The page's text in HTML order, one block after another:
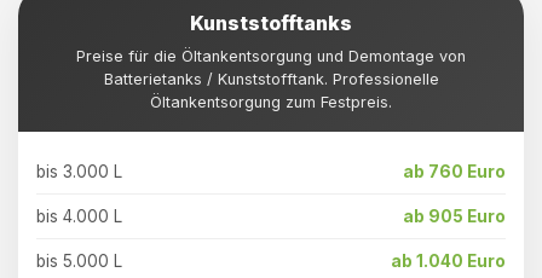
Kunststofftanks
Preise für die Öltankentsorgung und Demontage von
Batterietanks / Kunststofftank. Professionelle
Öltankentsorgung zum Festpreis.
bis 3.000 L ab 760 Euro
bis 4.000 L ab 905 Euro
bis 5.000 L ab 1.040 Euro